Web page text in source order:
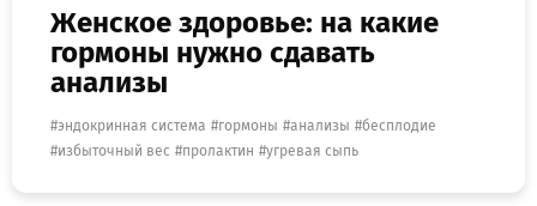
Женское здоровье: на какие
гормоны нужно сдавать
анализы
эндокринная система гормоны анализы
бесплодие
избыточный вес
пролактин угревая сыпь